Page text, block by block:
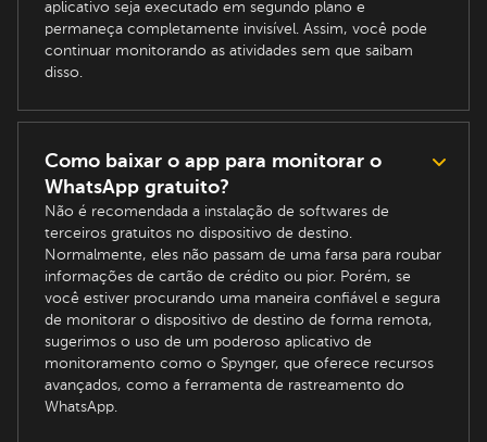
aplicativo seja executado em segundo plano e
permaneça completamente invisível. Assim, você pode
continuar monitorando as atividades sem que saibam
disso.
Como baixar o app para monitorar o
WhatsApp gratuito?
Não é recomendada a instalação de softwares de
terceiros gratuitos no dispositivo de destino.
Normalmente, eles não passam de uma farsa para roubar
informações de cartão de crédito ou pior. Porém, se
você estiver procurando uma maneira confiável e segura
de monitorar o dispositivo de destino de forma remota,
sugerimos o uso de um poderoso aplicativo de
monitoramento como o Spynger, que oferece recursos
avançados, como a ferramenta de rastreamento do
WhatsApp.